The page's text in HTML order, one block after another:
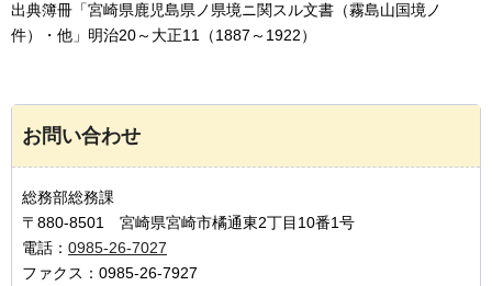
出典簿冊「宮崎県鹿児島県ノ県境ニ関スル文書（霧島山国境ノ
件）・他」明治20～大正11（1887～1922）
お問い合わせ
総務部総務課
〒880-8501 宮崎県宮崎市橘通東2丁目10番1号
電話： 0985-26-7027
ファクス：0985-26-7927